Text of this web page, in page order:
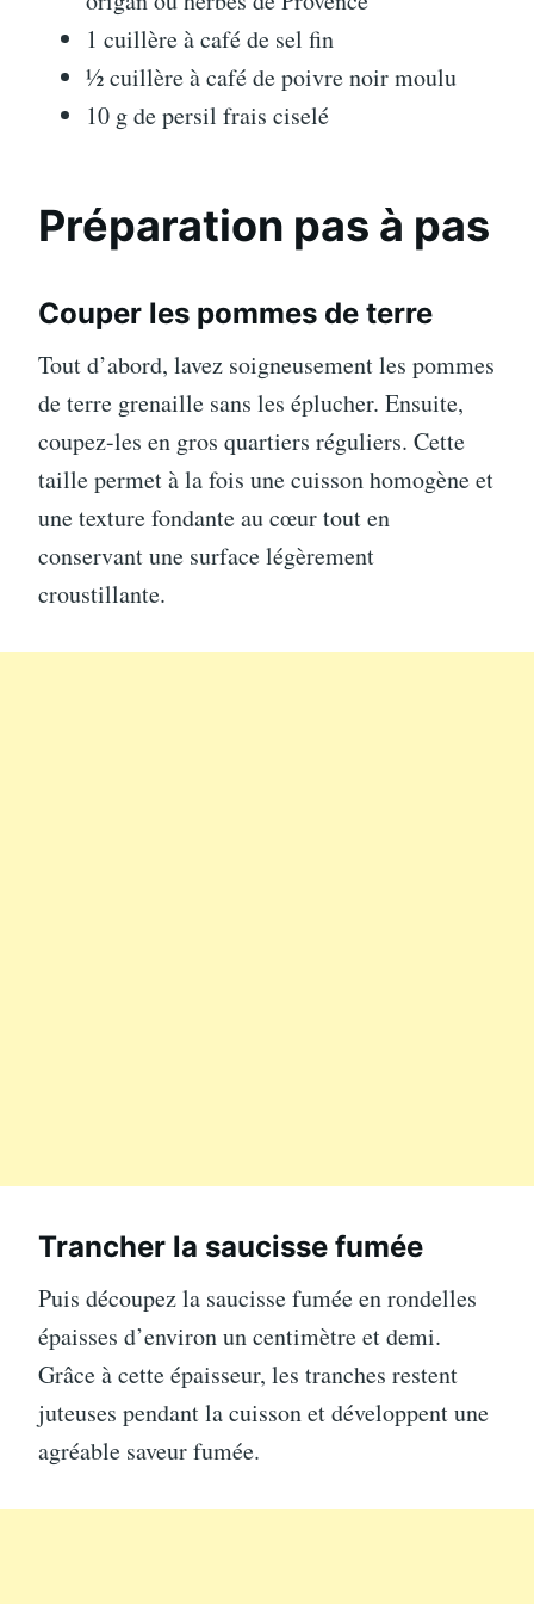
1 cuillère à café de sel fin
½ cuillère à café de poivre noir moulu
10 g de persil frais ciselé
Préparation pas à pas
Couper les pommes de terre
Tout d’abord, lavez soigneusement les pommes
de terre grenaille sans les éplucher. Ensuite,
coupez-les en gros quartiers réguliers. Cette
taille permet à la fois une cuisson homogène et
une texture fondante au cœur tout en
conservant une surface légèrement
croustillante.
Trancher la saucisse fumée
Puis découpez la saucisse fumée en rondelles
épaisses d’environ un centimètre et demi.
Grâce à cette épaisseur, les tranches restent
juteuses pendant la cuisson et développent une
agréable saveur fumée.